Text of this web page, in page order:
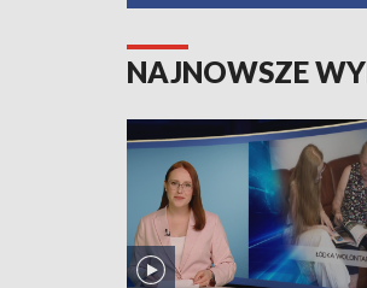
NAJNOWSZE